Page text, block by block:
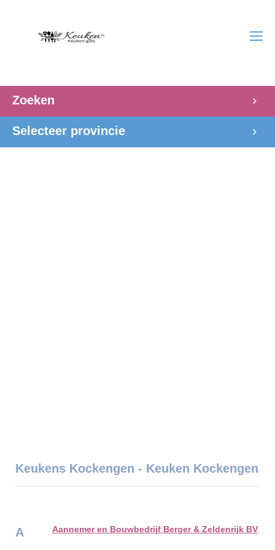
Zoeken
Selecteer provincie
Keukens Kockengen - Keuken Kockengen
A Aannemer en Bouwbedrijf Berger & Zeldenrijk BV